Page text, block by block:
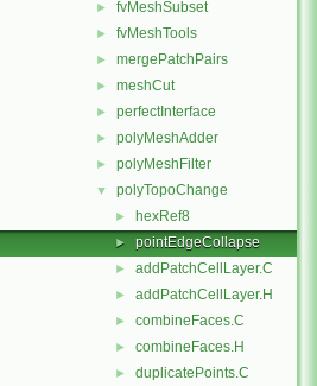
► fvMeshSubset
► fvMeshTools
► mergePatchPairs
► meshCut
► perfectInterface
► polyMeshAdder
► polyMeshFilter
▼ polyTopoChange
► hexRef8
► pointEdgeCollapse
► addPatchCellLayer.C
► addPatchCellLayer.H
► combineFaces.C
► combineFaces.H
► duplicatePoints.C